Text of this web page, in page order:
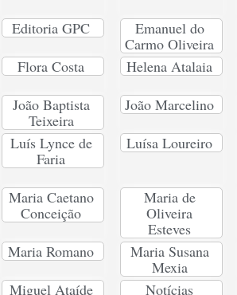
Editoria GPC
Emanuel do
Carmo Oliveira
Flora Costa Helena Atalaia
João Baptista
Teixeira
João Marcelino
Luís Lynce de
Faria
Luísa Loureiro
Maria Caetano
Conceição
Maria de
Oliveira
Esteves
Maria Romano
Maria Susana
Mexia
Miguel Ataíde Notícias